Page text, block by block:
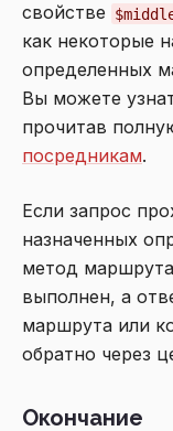
свойстве
как некоторые
определенных
Вы можете
прочитав
посредникам.
Если запрос
назначенных
метод
выполнен, а
маршрута или
обратно через
Окончание